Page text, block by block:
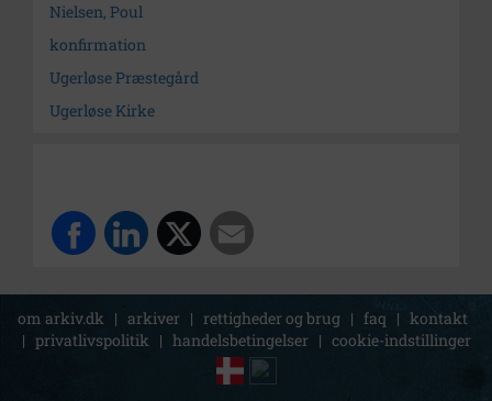
Nielsen, Poul
konfirmation
Ugerløse Præstegård
Ugerløse Kirke
om arkiv.dk | arkiver | rettigheder og brug | faq | kontakt
| privatlivspolitik | handelsbetingelser | cookie-indstillinger